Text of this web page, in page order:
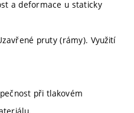
a deformace u staticky
pruty (rámy). Využití
při tlakovém